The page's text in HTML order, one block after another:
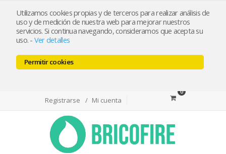
Utilizamos cookies propias y de terceros para realizar análisis de
uso y de medición de nuestra web para mejorar nuestros
servicios. Si continua navegando, consideramos que acepta su
uso. - Ver detalles
Permitir cookies
bricofireshop@yahoo.es
Tlf 968974715 / Whatsapp 644501550
Registrarse Mi cuenta
0